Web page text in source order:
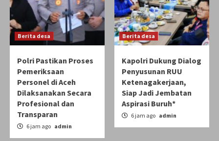
Berita desa
Polri Pastikan Proses
Pemeriksaan
Personel di Aceh
Dilaksanakan Secara
Profesional dan
Transparan
6 jam ago admin
Berita desa
Kapolri Dukung Dialog
Penyusunan RUU
Ketenagakerjaan,
Siap Jadi Jembatan
Aspirasi Buruh*
6 jam ago admin